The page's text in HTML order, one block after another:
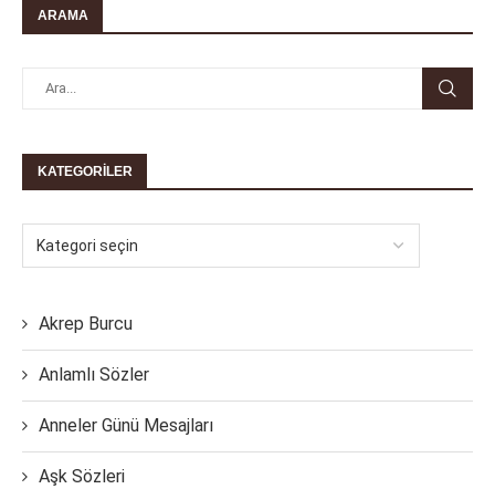
ARAMA
KATEGORILER
Akrep Burcu
Anlamlı Sözler
Anneler Günü Mesajları
Aşk Sözleri